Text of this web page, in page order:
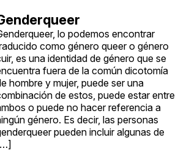
lo podemos encontrar
como género queer o género
es una identidad de género que se
fuera de la común dicotomía
hombre y mujer, puede ser una
de estos, puede estar entre
o puede no hacer referencia a
género. Es decir, las personas
pueden incluir algunas de